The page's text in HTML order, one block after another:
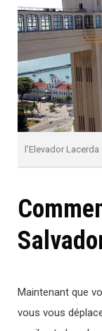
l’Elevador
Maintenant que
vous vous